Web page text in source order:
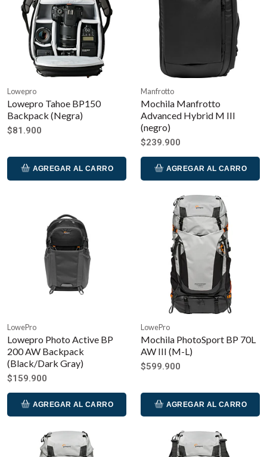
Lowepro
Lowepro Tahoe BP150
Backpack (Negra)
$81.900
AGREGAR AL CARRO
Manfrotto
Mochila Manfrotto
Advanced Hybrid M III
(negro)
$239.900
AGREGAR AL CARRO
LowePro
Lowepro Photo Active BP
200 AW Backpack
(Black/Dark Gray)
$159.900
AGREGAR AL CARRO
LowePro
Mochila PhotoSport BP 70L
AW III (M-L)
$599.900
AGREGAR AL CARRO